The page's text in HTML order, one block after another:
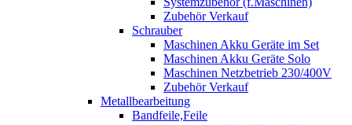
Zubehör Verkauf
Schrauber
Maschinen Akku Geräte im Set
Maschinen Akku Geräte Solo
Maschinen Netzbetrieb 230/400V
Zubehör Verkauf
Metallbearbeitung
Bandfeile,Feile